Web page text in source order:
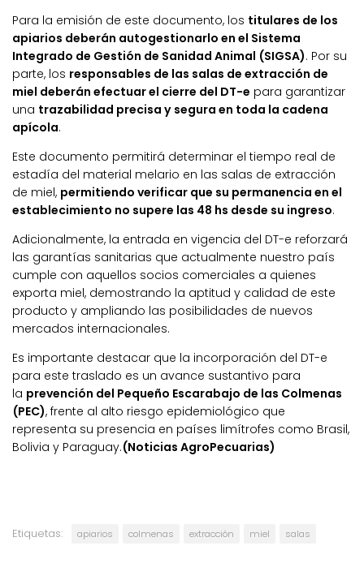
Para la emisión de este documento, los titulares de los
apiarios deberán autogestionarlo en el Sistema
Integrado de Gestión de Sanidad Animal (SIGSA). Por su
parte, los responsables de las salas de extracción de
miel deberán efectuar el cierre del DT-e para garantizar
una trazabilidad precisa y segura en toda la cadena
apícola.
Este documento permitirá determinar el tiempo real de
estadía del material melario en las salas de extracción
de miel, permitiendo verificar que su permanencia en el
establecimiento no supere las 48 hs desde su ingreso.
Adicionalmente, la entrada en vigencia del DT-e reforzará
las garantías sanitarias que actualmente nuestro país
cumple con aquellos socios comerciales a quienes
exporta miel, demostrando la aptitud y calidad de este
producto y ampliando las posibilidades de nuevos
mercados internacionales.
Es importante destacar que la incorporación del DT-e
para este traslado es un avance sustantivo para
la prevención del Pequeño Escarabajo de las Colmenas
(PEC), frente al alto riesgo epidemiológico que
representa su presencia en países limítrofes como Brasil,
Bolivia y Paraguay.(Noticias AgroPecuarias)
Etiquetas: apiarios colmenas extracción miel salas